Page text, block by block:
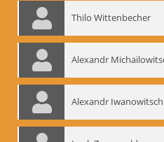
Thilo Wittenbecher
Alexandr
Alexandr